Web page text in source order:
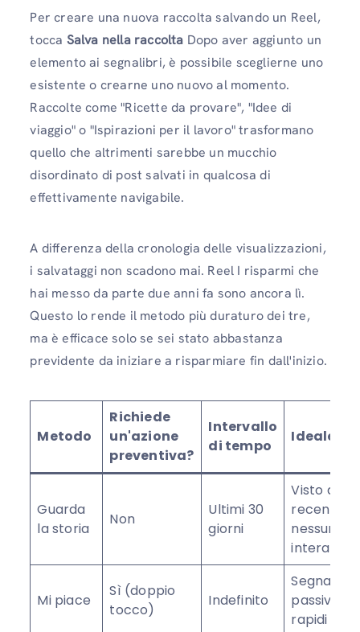
Per creare una nuova raccolta salvando un Reel,
tocca Salva nella raccolta Dopo aver aggiunto un
elemento ai segnalibri, è possibile sceglierne uno
esistente o crearne uno nuovo al momento.
Raccolte come "Ricette da provare", "Idee di
viaggio" o "Ispirazioni per il lavoro" trasformano
quello che altrimenti sarebbe un mucchio
disordinato di post salvati in qualcosa di
effettivamente navigabile.
A differenza della cronologia delle visualizzazioni,
i salvataggi non scadono mai. Reel I risparmi che
hai messo da parte due anni fa sono ancora lì.
Questo lo rende il metodo più duraturo dei tre,
ma è efficace solo se sei stato abbastanza
previdente da iniziare a risparmiare fin dall'inizio.
Metodo
Richiede
un'azione
preventiva?
Intervallo
di tempo
Ideale
Guarda
la storia
Non
Ultimi 30
giorni
Visto di
recente,
nessuna
Mi piace
Sì (doppio
tocco)
Indefinito
Segnalibri
passivi
rapidi